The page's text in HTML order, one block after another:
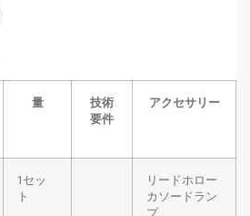
量
技術
要件
アクセサリー
1セッ
ト
リードホロー
カソードラン
プ